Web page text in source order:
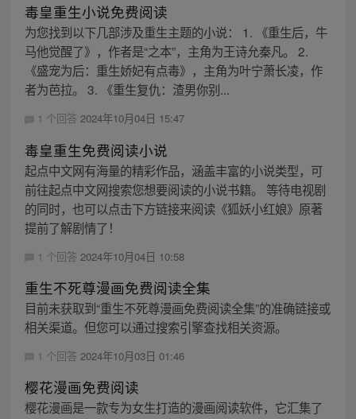
毒皇重生小说免费阅读
为您找到以下几部涉及重生主题的小说： 1. 《重生后，牛
马他觉醒了》，作者是“之本”，主角为王诗允秦凡。 2.
《盛宠为后：重生娇妃有点毒》，主角为叶宁萧长凌，作
者为芭拉。 3. 《重生复仇：渣男你别...
1 个回答 2024年10月04日 15:47
毒皇重生免费阅读小说
起点中文网有海量的精彩作品，涵盖丰富的小说类型，可
前往起点中文网搜索您想要阅读的小说书籍。 等待电视剧
的同时，也可以点击下方链接来阅读《狐妖小红娘》原著
提前了解剧情了！
1 个回答 2024年10月04日 10:58
重生不死尊漫画免费阅读全集
目前未获取到“重生不死尊漫画免费阅读全集”的准确链接或
相关渠道。但您可以通过搜索引擎查找相关资源。
1 个回答 2024年10月03日 01:46
樱花漫画免费阅读
樱花漫画是一款专为女生打造的漫画阅读软件，它汇集了